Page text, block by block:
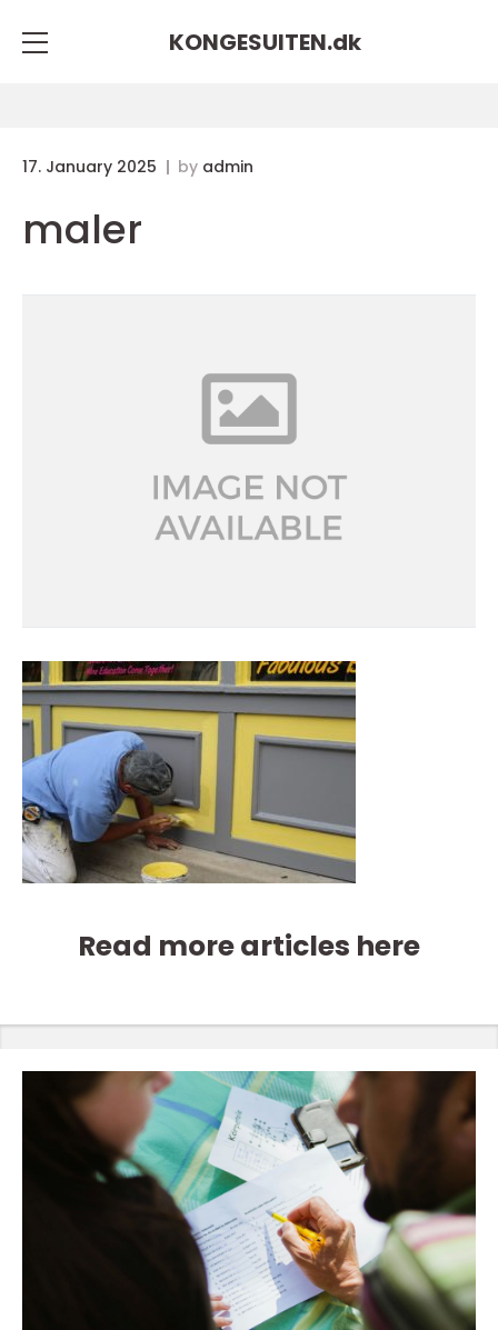
KONGESUITEN.dk
17. January 2025 by admin
maler
Read more articles here